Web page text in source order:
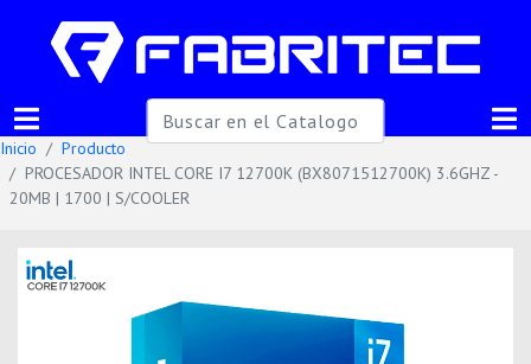
Inicio
Producto
PROCESADOR INTEL CORE I7 12700K (BX8071512700K) 3.6GHZ -
20MB | 1700 | S/COOLER